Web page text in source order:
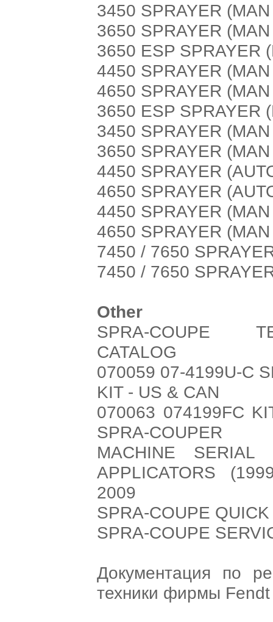
3450 SPRAYER
3650 SPRAYER
3650 ESP SPRAYER
4450 SPRAYER
4650 SPRAYER
3650 ESP SPRAYER
3450 SPRAYER
3650 SPRAYER
4450 SPRAYER
4650 SPRAYER
4450 SPRAYER
4650 SPRAYER
7450 / 7650
7450 / 7650
Other
SPRA-COUPE
CATALOG
070059 07-4199U-C
KIT - US & CAN
070063 074199FC
SPRA-COUPER
MACHINE SERIAL
APPLICATORS
2009
SPRA-COUPE
SPRA-COUPE
Документация по
техники фирмы Fendt